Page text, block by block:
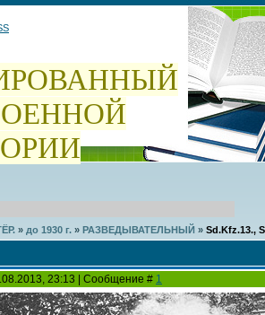
» до 1930 г. » РАЗВЕДЫВАТЕЛЬНЫЙ » Sd.Kfz.13.,
23:13 | Сообщение # 1